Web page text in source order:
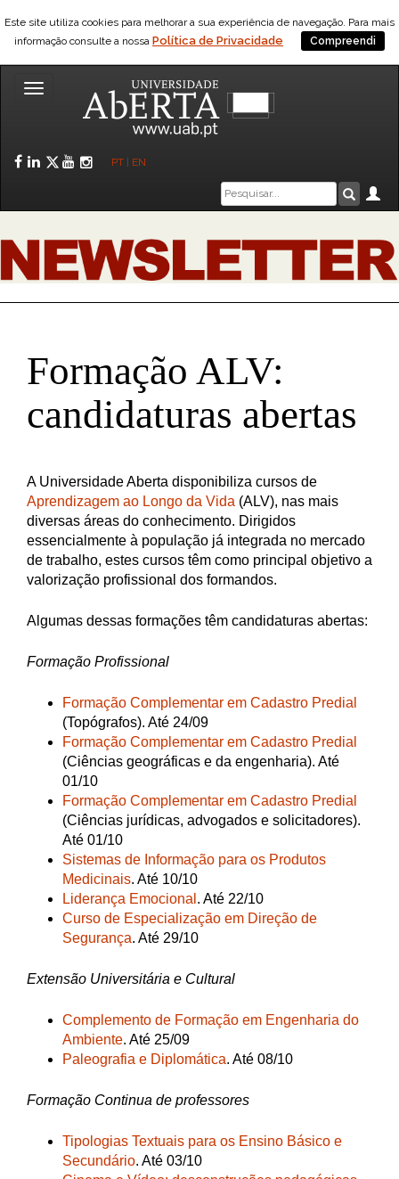
Este site utiliza cookies para melhorar a sua experiência de navegação. Para mais
informação consulte a nossa Política de Privacidade Compreendi
Toggle
Facebook
LinkedIn
Twitter
YouTube
Instagram
PT EN
Caixa
de
Formação ALV:
candidaturas abertas
A Universidade Aberta disponibiliza cursos de
Aprendizagem ao Longo da Vida (ALV), nas mais
diversas áreas do conhecimento. Dirigidos
essencialmente à população já integrada no mercado
de trabalho, estes cursos têm como principal objetivo a
valorização profissional dos formandos.
Algumas dessas formações têm candidaturas abertas:
Formação Profissional
Formação Complementar em Cadastro Predial
(Topógrafos). Até 24/09
Formação Complementar em Cadastro Predial
(Ciências geográficas e da engenharia). Até
01/10
Formação Complementar em Cadastro Predial
(Ciências jurídicas, advogados e solicitadores).
Até 01/10
Sistemas de Informação para os Produtos
Medicinais. Até 10/10
Liderança Emocional . Até 22/10
Curso de Especialização em Direção de
Segurança. Até 29/10
Extensão Universitária e Cultural
Complemento de Formação em Engenharia do
Ambiente. Até 25/09
Paleografia e Diplomática. Até 08/10
Formação Continua de professores
Tipologias Textuais para os Ensino Básico e
Secundário. Até 03/10